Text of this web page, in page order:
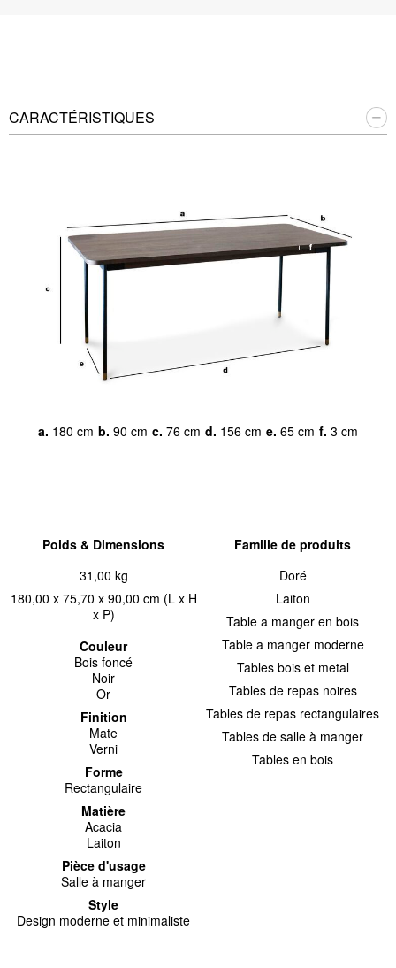
CARACTÉRISTIQUES
a. 180 cm b. 90 cm c. 76 cm d. 156 cm e. 65 cm f. 3 cm
Poids & Dimensions
31,00 kg
180,00 x 75,70 x 90,00 cm (L x H
x P)
Couleur
Bois foncé
Noir
Or
Finition
Mate
Verni
Forme
Rectangulaire
Matière
Acacia
Laiton
Pièce d'usage
Salle à manger
Style
Design moderne et minimaliste
Famille de produits
Doré
Laiton
Table a manger en bois
Table a manger moderne
Tables bois et metal
Tables de repas noires
Tables de repas rectangulaires
Tables de salle à manger
Tables en bois